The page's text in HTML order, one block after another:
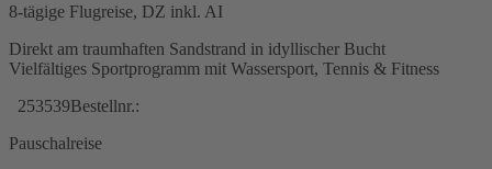
8-tägige Flugreise, DZ inkl. AI
Direkt am traumhaften Sandstrand in idyllischer Bucht
Vielfältiges Sportprogramm mit Wassersport, Tennis & Fitness
253539Bestellnr.:
Pauschalreise